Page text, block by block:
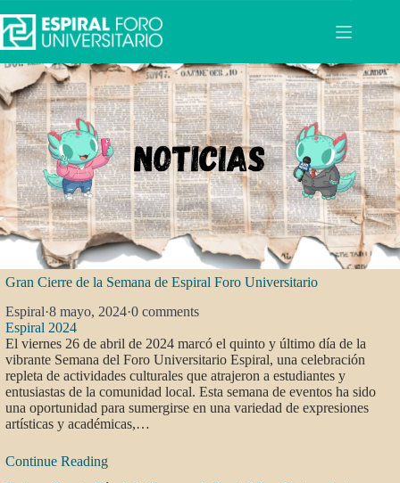
al
contenido
Gran Cierre de la Semana de Espiral Foro Universitario
Espiral·8 mayo, 2024·0 comments
Espiral 2024
El viernes 26 de abril de 2024 marcó el quinto y último día de la
vibrante Semana del Foro Universitario Espiral, una celebración
repleta de actividades culturales que atrajeron a estudiantes y
entusiastas de la comunidad local. Esta semana de eventos ha sido
una oportunidad para sumergirse en una variedad de expresiones
artísticas y académicas,…
Continue Reading